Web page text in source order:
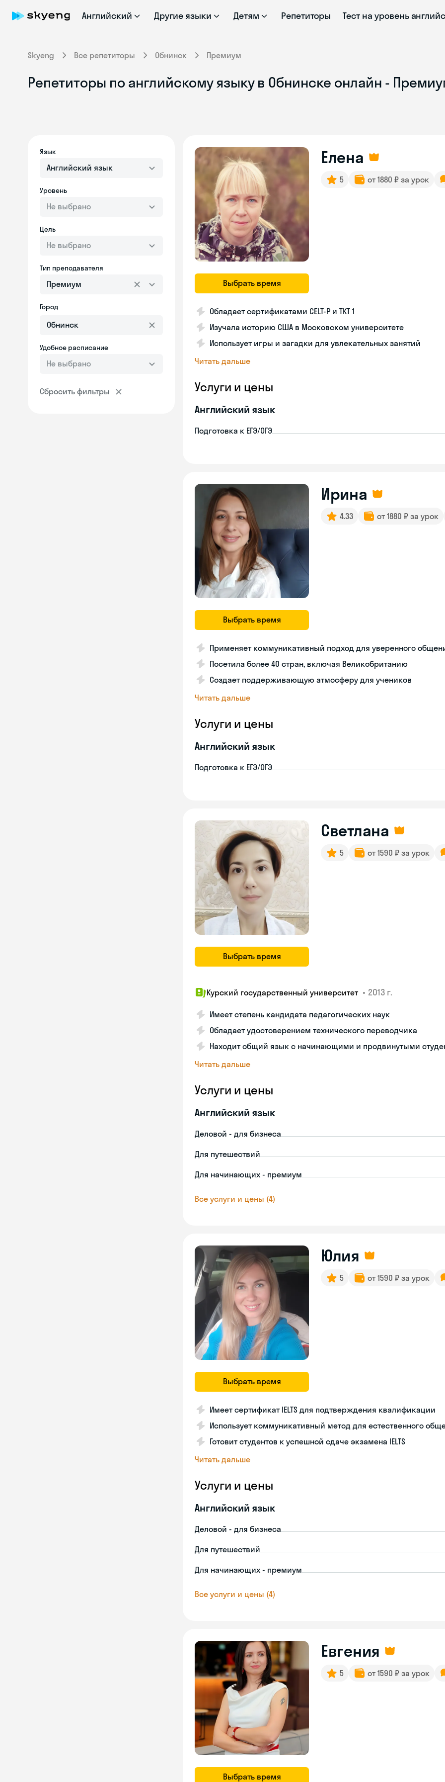
Английский Другие языки Детям Репетиторы Тест на уровень
Skyeng Все репетиторы Обнинск Премиум
Репетиторы по английскому языку в Обнинске онлайн -
Язык
Английский язык
Уровень
Не выбрано
Цель
Не выбрано
Тип преподавателя
Премиум
Город
Удобное расписание
Не выбрано
Сбросить фильтры
Выбрать время
Елена
5 от 1880 ₽ за урок
Обладает сертификатами CELT-P и TKT 1
Изучала историю США в Московском университете
Использует игры и загадки для увлекательных занятий
Читать дальше
Услуги и цены
Английский язык
Подготовка к ЕГЭ/ОГЭ
Выбрать время
Ирина
4.33 от 1880 ₽ за урок
Применяет коммуникативный подход для уверенного
Посетила более 40 стран, включая Великобританию
Создает поддерживающую атмосферу для учеников
Читать дальше
Услуги и цены
Английский язык
Подготовка к ЕГЭ/ОГЭ
Выбрать время
Светлана
5 от 1590 ₽ за урок
Курский государственный университет • 2013 г.
Имеет степень кандидата педагогических наук
Обладает удостоверением технического переводчика
Находит общий язык с начинающими и продвинутыми
Читать дальше
Услуги и цены
Английский язык
Деловой - для бизнеса
Для путешествий
Для начинающих - премиум
Все услуги и цены (4)
Выбрать время
Юлия
5 от 1590 ₽ за урок
Имеет сертификат IELTS для подтверждения квалификации
Использует коммуникативный метод для естественного
Готовит студентов к успешной сдаче экзамена IELTS
Читать дальше
Услуги и цены
Английский язык
Деловой - для бизнеса
Для путешествий
Для начинающих - премиум
Все услуги и цены (4)
Выбрать время
Евгения
5 от 1590 ₽ за урок